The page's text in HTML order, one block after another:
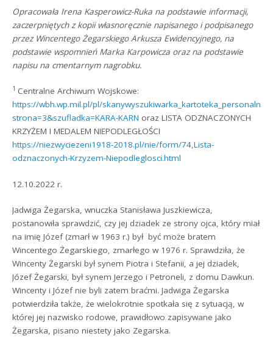
Opracowała Irena Kasperowicz-Ruka na podstawie informacji,
zaczerpniętych z kopii własnoręcznie napisanego i podpisanego
przez Wincentego Żegarskiego Arkusza Ewidencyjnego, na
podstawie wspomnień Marka Karpowicza oraz na podstawie
napisu na cmentarnym nagrobku.
1 Centralne Archiwum Wojskowe:
https://wbh.wp.mil.pl/pl/
strona=3&szufladka=KARA-KARN oraz LISTA ODZNACZONYCH
KRZYŻEM I MEDALEM NIEPODLEGŁOŚCI
https://niezwyciezeni1918-2018.pl/nie/form/74,Lista-
odznaczonych-Krzyzem-Niepodleglosci.html
12.10.2022 r.
Jadwiga Żegarska, wnuczka Stanisława Juszkiewicza,
postanowiła sprawdzić, czy jej dziadek ze strony ojca, który miał
na imię Józef (zmarł w 1963 r.) był być może bratem
Wincentego Żegarskiego, zmarłego w 1976 r. Sprawdziła, że
Wincenty Żegarski był synem Piotra i Stefanii, a jej dziadek,
Józef Żegarski, był synem Jerzego i Petroneli, z domu Dawkun.
Wincenty i Józef nie byli zatem braćmi. Jadwiga Żegarska
potwierdziła także, że wielokrotnie spotkała się z sytuacją, w
której jej nazwisko rodowe, prawidłowo zapisywane jako
Żegarska, pisano niestety jako Zegarska.